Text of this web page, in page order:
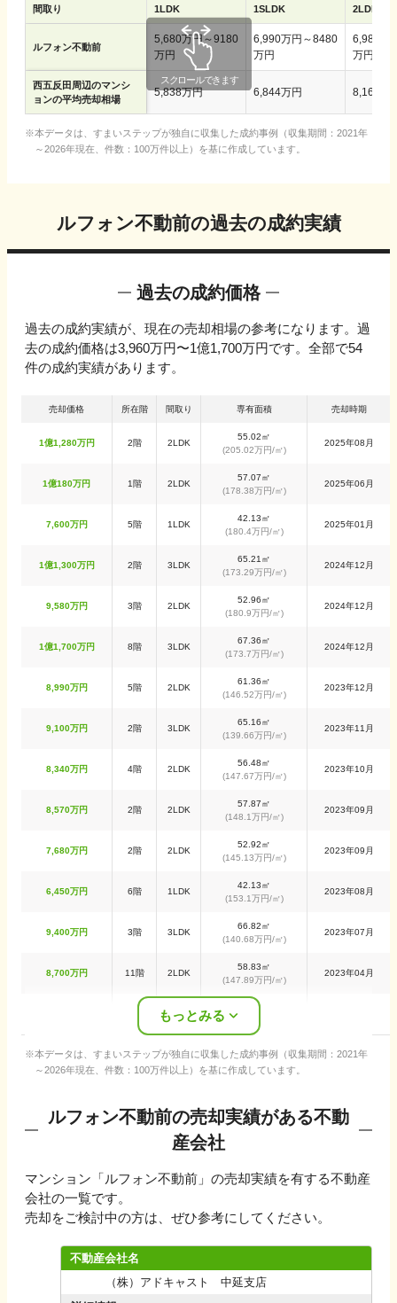
間取り 1LDK 1SLDK 2LDK
ルフォン不動前
5,680万円～9180
万円
6,990万円～8480
万円
6,980万
万円
西五反田 周辺のマンシ
ョンの平均売却相場
5,838万円 6,844万円 8,168万
本データは、すまいステップが独自に収集した成約事例（収集期間：2021年
～2026年現在、件数：100万件以上）を基に作成しています。
ルフォン不動前の過去の成約実績
過去の成約価格
過去の成約実績が、現在の売却相場の参考になります。過
去の成約価格は3,960万円〜1億1,700万円です。全部で54
件の成約実績があります。
売却価格 所在階 間取り 専有面積 売却時期
1億1,280万円 2階 2LDK
55.02㎡
(205.02万円/㎡)
2025年08月
1億180万円 1階 2LDK
57.07㎡
(178.38万円/㎡)
2025年06月
7,600万円 5階 1LDK
42.13㎡
(180.4万円/㎡)
2025年01月
1億1,300万円 2階 3LDK
65.21 ㎡
(173.29万円/㎡)
2024年12月
9,580万円 3階 2LDK
52.96㎡
(180.9万円/㎡)
2024年12月
1億1,700万円 8階 3LDK
67.36㎡
(173.7万円/㎡)
2024年12月
8,990万円 5階 2LDK
61.36㎡
(146.52万円/㎡)
2023年12月
9,100万円 2階 3LDK
65.16㎡
(139.66万円/㎡)
2023年11月
8,340万円 4階 2LDK
56.48㎡
(147.67万円/㎡)
2023年10月
8,570万円 2階 2LDK
57.87㎡
(148.1万円/㎡)
2023年09月
7,680万円 2階 2LDK
52.92㎡
(145.13万円/㎡)
2023年09月
6,450万円 6階 1LDK
42.13㎡
(153.1万円/㎡)
2023年08月
9,400万円 3階 3LDK
66.82㎡
(140.68万円/㎡)
2023年07月
8,700万円 11階 2LDK
58.83㎡
(147.89万円/㎡)
2023年04月
3LDK
62.91
( 139.89万円
もっとみる
本データは、すまいステップが独自に収集した成約事例（収集期間：2021年
～2026年現在、件数：100万件以上）を基に作成しています。
ルフォン不動前の売却実績がある不動
産会社
マンション「ルフォン不動前 」の売却実績を有する不動産
会社の一覧です。
売却をご検討中の方は、ぜひ参考にしてください。
不動産会社名
（株）アドキャスト 中延支店